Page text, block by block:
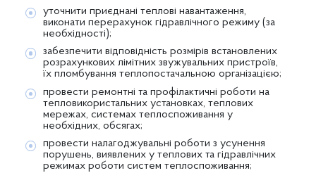
уточнити приєднані теплові навантаження,
виконати перерахунок гідравлічного режиму (за
необхідності);
забезпечити відповідність розмірів встановлених
розрахункових лімітних звужувальних пристроїв,
їх пломбування теплопостачальною організацією;
провести ремонтні та профілактичні роботи на
тепловикористальних установках, теплових
мережах, системах теплоспоживання у
необхідних, обсягах;
провести налагоджувальні роботи з усунення
порушень, виявлених у теплових та гідравлічних
режимах роботи систем теплоспоживання;